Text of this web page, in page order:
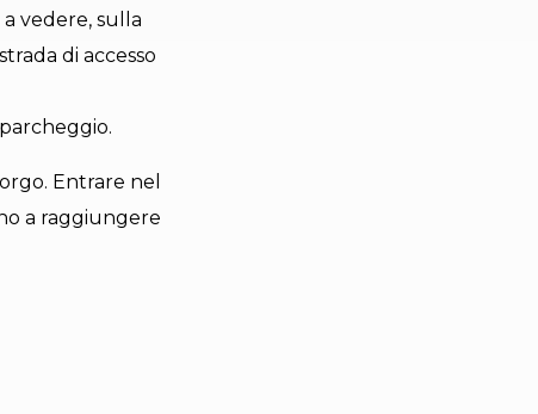
vedere, sulla
di accesso
Entrare nel
a raggiungere